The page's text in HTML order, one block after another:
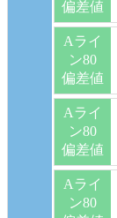
偏差値
Aライ
ン80
偏差値
Aライ
ン80
偏差値
Aライ
ン80